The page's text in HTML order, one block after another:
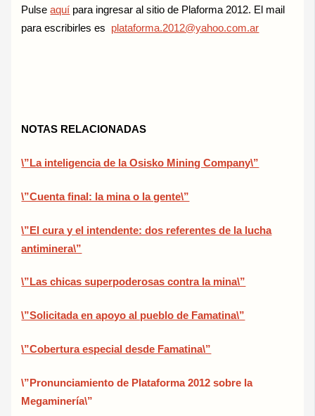
Pulseaquí para ingresar al sitio de Plaforma 2012. El mail
para escribirles es plataforma.2012@yahoo.com.ar
NOTAS RELACIONADAS
\”La inteligencia de la Osisko Mining Company\”
\”Cuenta final: la mina o la gente\”
\”El cura y el intendente: dos referentes de la lucha
antiminera\”
\”Las chicas superpoderosas contra la mina\”
\”Solicitada en apoyo al pueblo de Famatina\”
\”Cobertura especial desde Famatina\”
\”Pronunciamiento de Plataforma 2012 sobre la
Megaminería\”